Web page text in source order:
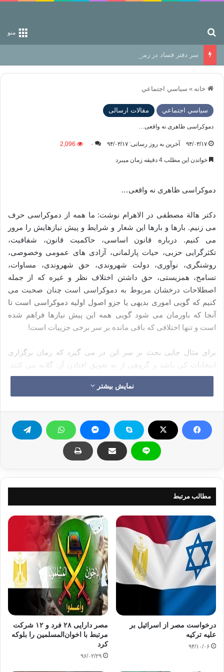
منو
سر دفتر فساد در زمین‌، دوری وکناره‌گیری از راه خداست‌!
خانه » سياسي اجتماعي
سياسي اجتماعي مقالات ارسالی
دموکراسی ظاهری نه واقعی…
۹۴/۰۳/۱۷ آخرین به روز رسانی: ۹۴/۰۳/۱۷ ۰ 2,096
خواندن این مطلب 4 دقیقه زمان میبرد
دموکراسی ظاهری نه واقعی…
دکتر هالة مصطفى در الاهرام نوشت: ما همه از دموکراسی حرف
می زنیم. بارها و بارها این شعار و شرایط و پیش نیازهایش را مرور
می کنیم. درباره قانون اساسی، حاکمیت قانون، شفافیت،
تکثرگرایی حزبی، حیات پارلمانی، آزادی های عمومی وخصوصی،
روشنگری، نوآوری، دولت شهروندی، حق شهروندی، مساوات،
تسامح، همزیستی، حق داشتن اختلاف نظر و غیره که از جمله
اصطلاحات درخشان مربوط به دموکراسی است چنان صحبت می
کنیم که گویی اموری بدیهی یا جزو اصول اولیه دموکراسی است تا
آنجا که باورمان می شود گویی همه این پیش نیازها فراهم شده
است و تنها اختلافی که باقی مانده بر سر برخی جزییات است!
برای مثال جایی بحث بر سر این در می گیرد که زمان برگزاری
انتخابات کی باشد و گروهی از به تعویق افتادن آن گلایه می کنند.
انگاری به مجرد برگزاری انتخابات دیگر روند دموکراسی در کشور
تکمیل شده است و بلافاصله پس از آن صحنه سیاسی تغییر کرده و
خواهد شد. انگار نمایندگان منتخب قدرت فوق العاده ای در قانون
گذاری و کنترل و مراقبت داشته و می توانند از سیاستمداران
حسابرسی کنند یا اینکه خودشان هریک دیدگاه و برنامه مشخص و
مدونی برای دوران نمایندگی خود دارد که باید هرچه سریع تر به اجرا
است.
همین حالت برای نهادهای جامعه مدنی نیز وجود دارد. نهادهای حقوق
بشری یا جامعه مدنی ای که هر روزه بیانیه هایی صادر و کمیته هایی
تشکیل می دهند و به گونه ای در صحنه ظاهر می شوند که گویی
مردم وجود آنها را می شناسند و به نقش دموکراتیک آنها کاملا پی
برده اند. همچنین نخبگان فرهنگی کشور نیز بارها و بارها درباره
دموکراسی و روشنگری و عقلانیت صحبت می کنند و گاه کار را به
آنجا می رسانند که اقدام به مقایسه دموکراسی درکشور ما با
کشورهای اروپایی می کنند. انگاری که دراینجا چنان دموکراسی ای
وجود دارد و به این ترتیب توقع و انتظارات مردم را بالا می برند و
درنهایت هیچ چیزی بدست نمی آید.
این را همه می دانیم که حرف زدن از دموکراسی آسان و عمل به آن
سخت است. لازمه دموکراسی زمینه ای از آزادی است که جامعه ای
نمایش بیشتر
مطالب مرتبط
درخواست مصر از اسرائيل بر
علیه ترکیه
۹۴/۱۰/۰۶
مصر دارایی ۲۸ فرد و ۱۲ شرکت
مرتبط با اخوان‌المسلمین را بلوکه
کرد
۹۶/۰۲/۲۹